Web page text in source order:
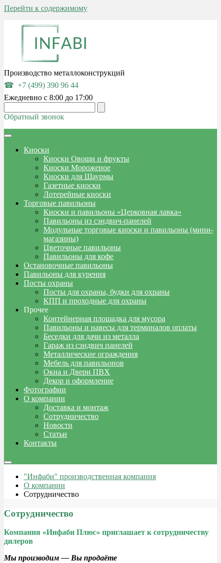
Перейти к содержимому
Производство металлоконструкций
+7 (499) 390 96 44
Ежедневно с 8:00 до 17:00
Обратный звонок
Киоски
Киоски Овощи и фрукты
Киоски Мороженое
Киоски для Шаурмы
Газетные киоски
Лотерейные киоски
Торговые павильоны
Киоски и павильоны «Церковная лавка»
Павильоны из сэндвич-панелей
Модульные торговые киоски и павильоны (мини-
магазины)
Цветочные павильоны
Павильоны для кофе
Остановочные павильоны
Павильоны для курения
Посты охраны
Посты для охраны, будки для охраны
КПП и проходные для охраны
Прочее
Контейнерная площадка для мусора
Павильоны и навесы для терминалов оплаты
Беседки для дачи из металла
Гараж из сэндвич панелей
Металлические ограждения
Мебель для павильонов
Окна и Двери ПВХ
Декор и оформление
Фотографии
О компании
Доставка и монтаж
Сотрудничество
Новости
Статьи
Контакты
"Инфаби" производственная компания
О компании
Сотрудничество
Сотрудничество
Компания «Инфаби Плюс» приглашает к сотрудничеству
дилеров
Мы производим — Вы продаёте